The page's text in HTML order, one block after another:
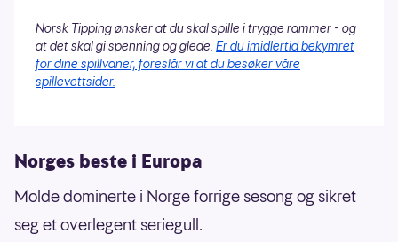
Norsk Tipping ønsker at du skal spille i trygge rammer - og
at det skal gi spenning og glede. Er du imidlertid bekymret
for dine spillvaner, foreslår vi at du besøker våre
spillevettsider.
Norges beste i Europa
Molde dominerte i Norge forrige sesong og sikret
seg et overlegent seriegull.